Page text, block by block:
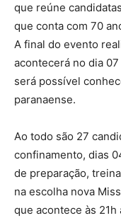
que reúne
que conta com 70
A final do evento
acontecerá no dia
será possível
paranaense.
Ao todo são 27
confinamento, dias
de preparação,
na escolha nova
que acontece às 21h